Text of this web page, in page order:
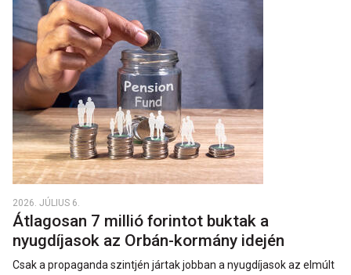
2026. JÚLIUS 6.
Átlagosan 7 millió forintot buktak a
nyugdíjasok az Orbán-kormány idején
Csak a propaganda szintjén jártak jobban a nyugdíjasok az elmúlt